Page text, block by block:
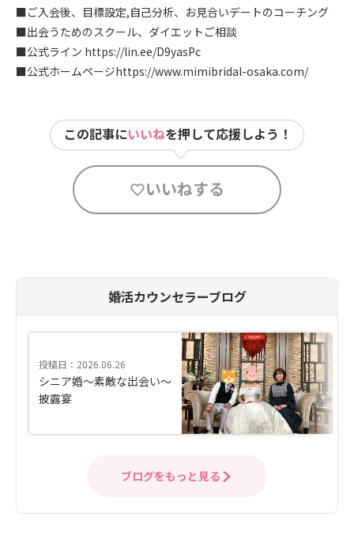
■ご入会後、目標設定,自己分析、お見合いデートのコーチング
■出会うためのスクール、ダイエットご相談
■公式ライン https://lin.ee/D9yasPc
■公式ホームページhttps://www.mimibridal-osaka.com/
この記事にいいねを押して応援しよう！
いいねする
婚活カウンセラーブログ
投稿日：2026.06.26
シニア婚～素敵な出会い～
披露宴
ブログをもっと見る